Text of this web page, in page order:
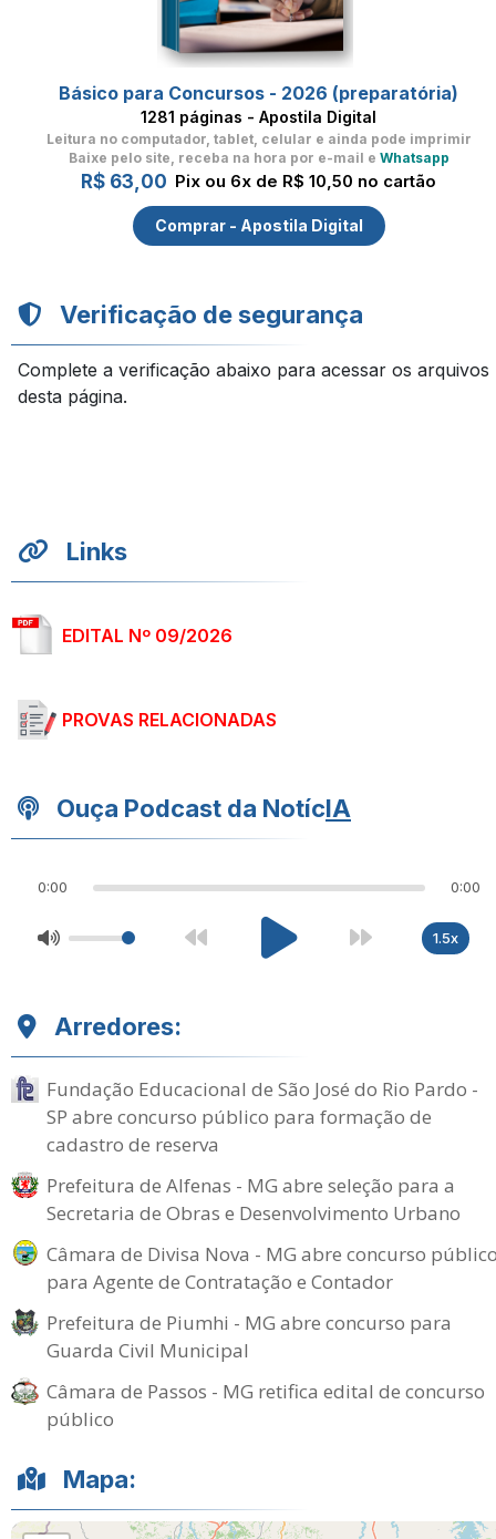
Básico para Concursos - 2026 (preparatória)
1281 páginas - Apostila Digital
Leitura no computador, tablet, celular e ainda pode imprimir
Baixe pelo site, receba na hora por e-mail e Whatsapp
R$ 63,00 Pix ou 6x de R$ 10,50 no cartão
Comprar - Apostila Digital
Verificação de segurança
Complete a verificação abaixo para acessar os arquivos
desta página.
Links
EDITAL Nº 09/2026
PROVAS RELACIONADAS
Ouça Podcast da NotícIA
0:00 0:00
1.5x
Arredores:
Fundação Educacional de São José do Rio Pardo -
SP abre concurso público para formação de
cadastro de reserva
Prefeitura de Alfenas - MG abre seleção para a
Secretaria de Obras e Desenvolvimento Urbano
Câmara de Divisa Nova - MG abre concurso
para Agente de Contratação e Contador
Prefeitura de Piumhi - MG abre concurso para
Guarda Civil Municipal
Câmara de Passos - MG retifica edital de concurso
público
Mapa: